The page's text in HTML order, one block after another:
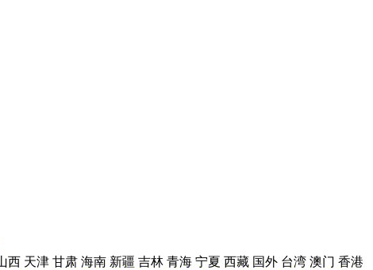
西 天津 甘肃 海南 新疆 吉林 青海 宁夏 西藏 国外 台湾 澳门 香港